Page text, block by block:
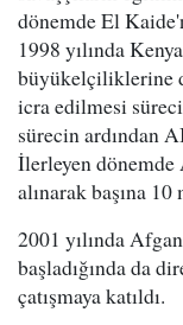
dönemde El
1998 yılında
büyükelçiliklerine
icra edilmesi
sürecin ardından
İlerleyen
alınarak başına
2001 yılında
başladığında da
çatışmaya katıldı.